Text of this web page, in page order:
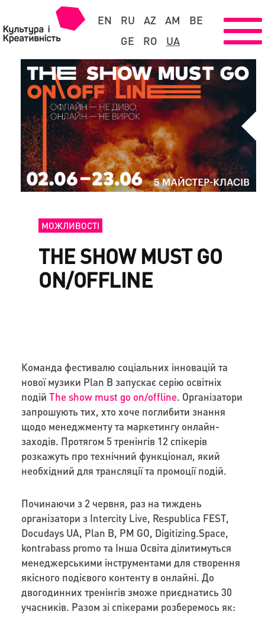
EN RU AZ AM
BE
GE
RO UA
МОЖЛИВОСТІ
THE SHOW MUST GO
ON/OFFLINE
Команда фестивалю соціальних інновацій та
нової музики Plan B запускає серію освітніх
подій The show must go on/offline. Організатори
запрошують тих, хто хоче поглибити знання
щодо менеджменту та маркетингу онлайн-
заходів. Протягом 5 тренінгів 12 спікерів
розкажуть про технічний функціонал, який
необхідний для трансляції та промоції подій.
Починаючи з 2 червня, раз на тиждень
організатори з Intercity Live, Respublica FEST,
Docudays UA, Plan B, PM GO, Digitizing.Space,
kontrabass promo та Інша Освіта ділитимуться
менеджерськими інструментами для створення
якісного подієвого контенту в онлайні. До
двогодинних тренінгів зможе приєднатись 30
учасників. Разом зі спікерами розберемось як: